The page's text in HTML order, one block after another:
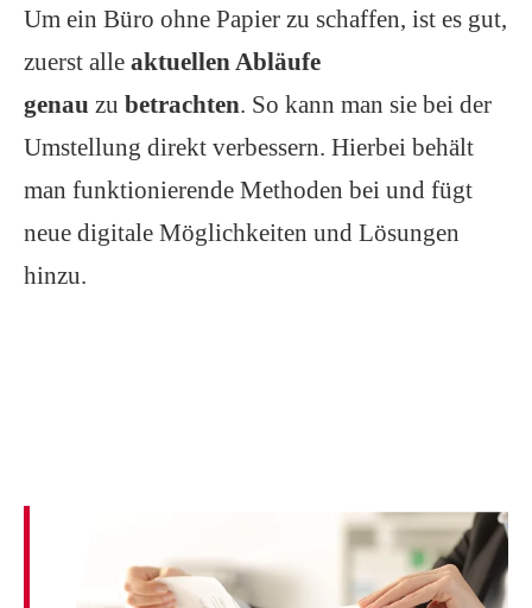
Um ein Büro ohne Papier zu schaffen, ist es gut,
zuerst alle aktuellen Abläufe
genau zu betrachten. So kann man sie bei der
Umstellung direkt verbessern. Hierbei behält
man funktionierende Methoden bei und fügt
neue digitale Möglichkeiten und Lösungen
hinzu.